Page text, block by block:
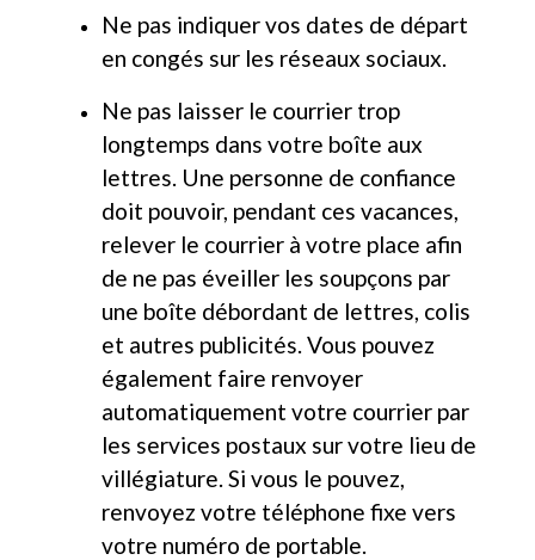
Ne pas indiquer vos dates de départ
en congés sur les réseaux sociaux.
Ne pas laisser le courrier trop
longtemps dans votre boîte aux
lettres. Une personne de confiance
doit pouvoir, pendant ces vacances,
relever le courrier à votre place afin
de ne pas éveiller les soupçons par
une boîte débordant de lettres, colis
et autres publicités. Vous pouvez
également faire renvoyer
automatiquement votre courrier par
les services postaux sur votre lieu de
villégiature. Si vous le pouvez,
renvoyez votre téléphone fixe vers
votre numéro de portable.